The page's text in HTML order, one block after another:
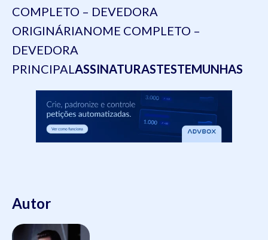
COMPLETO – DEVEDORA
ORIGINÁRIANOME COMPLETO –
DEVEDORA
PRINCIPALASSINATURASTESTEMUNHAS
Autor